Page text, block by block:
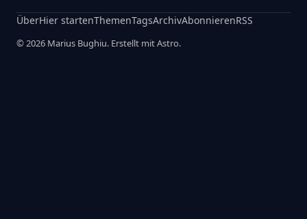
ÜberHier startenThemenTagsArchivAbonnierenRSS
© 2026 Marius Bughiu. Erstellt mit Astro.